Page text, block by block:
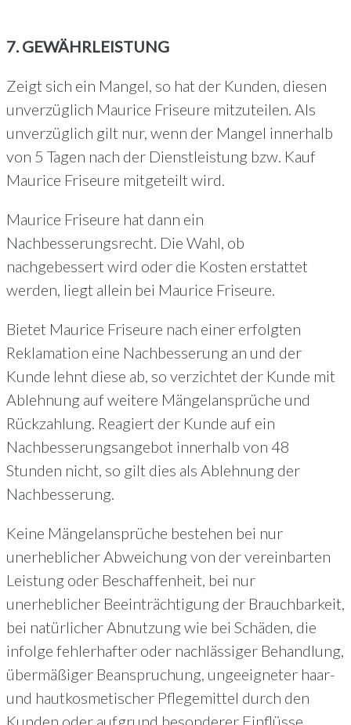
7. GEWÄHRLEISTUNG
Zeigt sich ein Mangel, so hat der Kunden, diesen
unverzüglich Maurice Friseure mitzuteilen. Als
unverzüglich gilt nur, wenn der Mangel innerhalb
von 5 Tagen nach der Dienstleistung bzw. Kauf
Maurice Friseure mitgeteilt wird.
Maurice Friseure hat dann ein
Nachbesserungsrecht. Die Wahl, ob
nachgebessert wird oder die Kosten erstattet
werden, liegt allein bei Maurice Friseure.
Bietet Maurice Friseure nach einer erfolgten
Reklamation eine Nachbesserung an und der
Kunde lehnt diese ab, so verzichtet der Kunde mit
Ablehnung auf weitere Mängelansprüche und
Rückzahlung. Reagiert der Kunde auf ein
Nachbesserungsangebot innerhalb von 48
Stunden nicht, so gilt dies als Ablehnung der
Nachbesserung.
Keine Mängelansprüche bestehen bei nur
unerheblicher Abweichung von der vereinbarten
Leistung oder Beschaffenheit, bei nur
unerheblicher Beeinträchtigung der Brauchbarkeit,
bei natürlicher Abnutzung wie bei Schäden, die
infolge fehlerhafter oder nachlässiger Behandlung,
übermäßiger Beanspruchung, ungeeigneter haar-
und hautkosmetischer Pflegemittel durch den
Kunden oder aufgrund besonderer Einflüsse